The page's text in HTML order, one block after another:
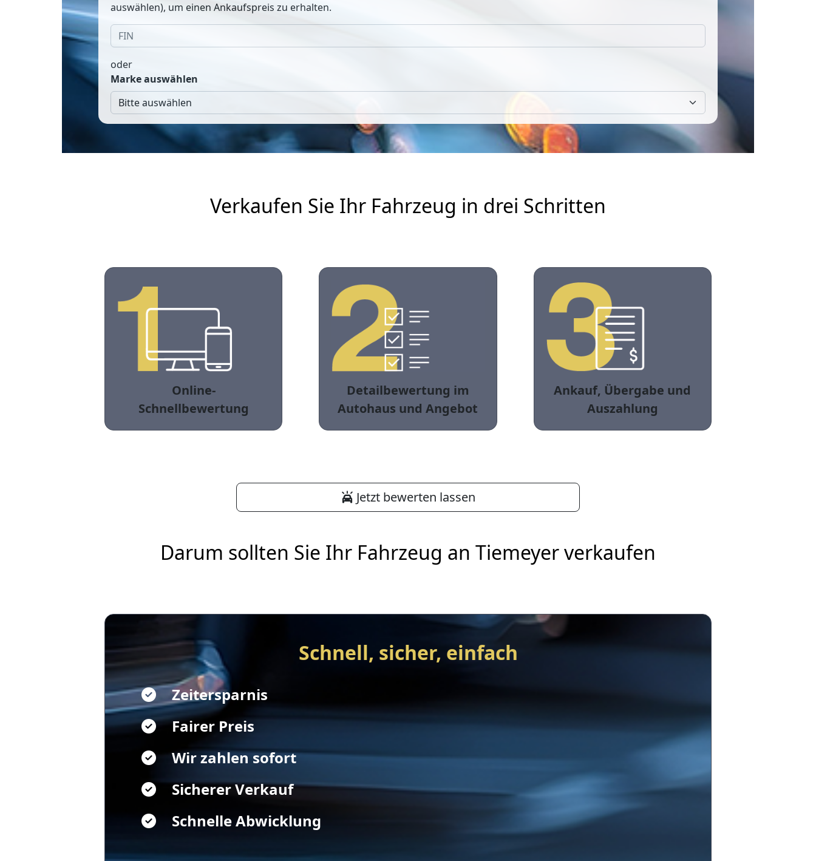
auswählen), um einen Ankaufspreis zu erhalten.
oder
Marke auswählen
Verkaufen Sie Ihr Fahrzeug in drei Schritten
Online-
Schnellbewertung
Detailbewertung im
Autohaus und Angebot
Ankauf, Übergabe und
Auszahlung
Jetzt bewerten lassen
Darum sollten Sie Ihr Fahrzeug an Tiemeyer verkaufen
Schnell, sicher, einfach
Zeitersparnis
Fairer Preis
Wir zahlen sofort
Sicherer Verkauf
Schnelle Abwicklung